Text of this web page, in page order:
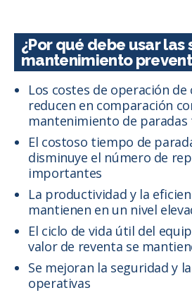
¿Por qué debe usar las
mantenimiento
Los costes de operación
reducen en comparación
mantenimiento de
El costoso tiempo de
disminuye el número de
importantes
La productividad y la
mantienen en un nivel
El ciclo de vida útil del
valor de reventa se
Se mejoran la seguridad y
operativas